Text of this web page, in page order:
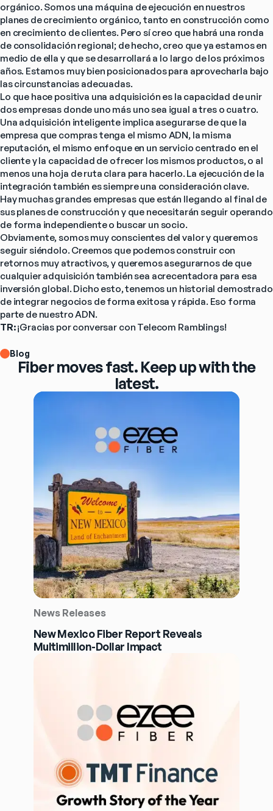
orgánico. Somos una máquina de ejecución en nuestros
planes de crecimiento orgánico, tanto en construcción como
en crecimiento de clientes. Pero sí creo que habrá una ronda
de consolidación regional; de hecho, creo que ya estamos en
medio de ella y que se desarrollará a lo largo de los próximos
años. Estamos muy bien posicionados para aprovecharla bajo
las circunstancias adecuadas.
Lo que hace positiva una adquisición es la capacidad de unir
dos empresas donde uno más uno sea igual a tres o cuatro.
Una adquisición inteligente implica asegurarse de que la
empresa que compras tenga el mismo ADN, la misma
reputación, el mismo enfoque en un servicio centrado en el
cliente y la capacidad de ofrecer los mismos productos, o al
menos una hoja de ruta clara para hacerlo. La ejecución de la
integración también es siempre una consideración clave.
Hay muchas grandes empresas que están llegando al final de
sus planes de construcción y que necesitarán seguir operando
de forma independiente o buscar un socio.
Obviamente, somos muy conscientes del valor y queremos
seguir siéndolo. Creemos que podemos construir con
retornos muy atractivos, y queremos asegurarnos de que
cualquier adquisición también sea acrecentadora para esa
inversión global. Dicho esto, tenemos un historial demostrado
de integrar negocios de forma exitosa y rápida. Eso forma
parte de nuestro ADN.
TR: ¡Gracias por conversar con Telecom Ramblings!
Blog
Fiber moves fast. Keep up with the
latest.
News Releases
New Mexico Fiber Report Reveals
Multimillion-Dollar Impact